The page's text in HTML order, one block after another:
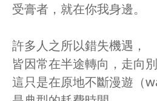
受膏者，就在你我身邊。
許多人之所以錯失機遇，
皆因常在半途轉向，走向
這只是在原地不斷漫遊（